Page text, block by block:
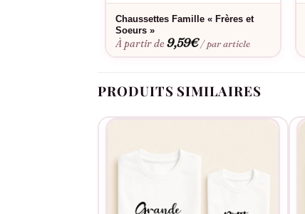
Chaussettes Famille « Frères et
Soeurs »
À partir de9,59€ / par article
PRODUITS SIMILAIRES